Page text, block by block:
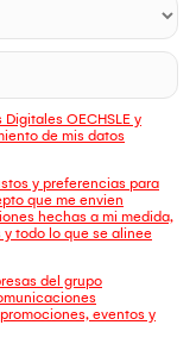
OECHSLE y
de mis datos
y preferencias para
que me envien
hechas a mi medida,
todo lo que se alinee
del grupo
eventos y